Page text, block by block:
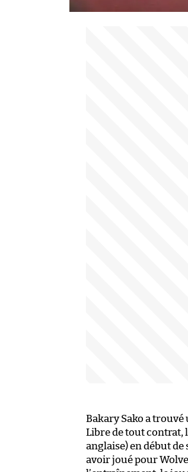
Bakary Sako a
Libre de tout contrat,
anglaise) en début
avoir joué pour